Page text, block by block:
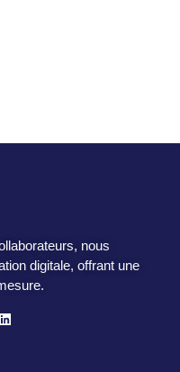
nous
digitale, offrant une